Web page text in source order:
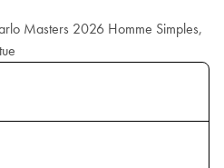
Masters 2026 Homme Simples,